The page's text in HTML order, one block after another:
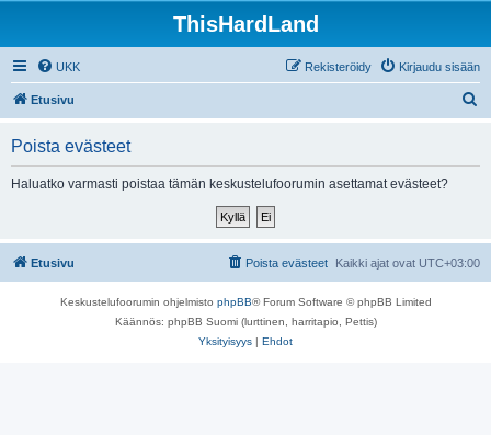
ThisHardLand
UKK Kirjaudu sisään
Rekisteröidy
Etusivu
Poista evästeet
Haluatko varmasti poistaa tämän keskustelufoorumin asettamat evästeet?
Etusivu Kaikki ajat ovat UTC+03:00
Poista evästeet
Keskustelufoorumin ohjelmisto phpBB® Forum Software © phpBB Limited
Käännös: phpBB Suomi (lurttinen, harritapio, Pettis)
Yksityisyys | Ehdot